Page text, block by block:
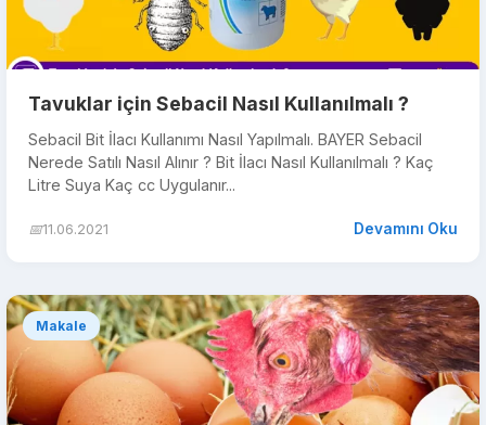
Tavuklar için Sebacil Nasıl Kullanılmalı ?
Sebacil Bit İlacı Kullanımı Nasıl Yapılmalı. BAYER Sebacil
Nerede Satılı Nasıl Alınır ? Bit İlacı Nasıl Kullanılmalı ? Kaç
Litre Suya Kaç cc Uygulanır...
📅11.06.2021 Devamını Oku
Makale